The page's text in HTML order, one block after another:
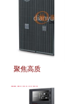
聚焦高质
沅电子供应